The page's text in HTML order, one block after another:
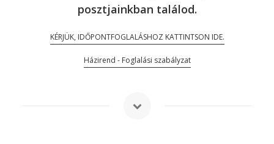
posztjainkban találod.
KÉRJÜK, IDŐPONTFOGLALÁSHOZ KATTINTSON IDE.
Házirend - Foglalási szabályzat